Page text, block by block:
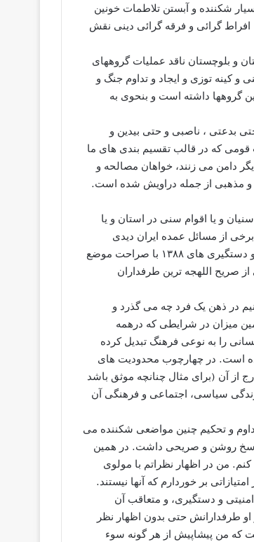
شکننده و آبستن تلاطمات خونین
گرائی و فرقه گرائی دینی نقش
و بلوچستان ناقد عملیات گروههای
کینه توزی و ایجاد و تداوم جنگ و
گروهها داشته است و بنحوی به
بدعتی ، ناصبی و حتی بیدین و
که در قالب تقسیم بندی های ما
دامن می زنند، خواهان مصالحه و
و مذهبی از جمله دراویش شده است.
و یا اقوام سنی در استان و یا
از مسائل عمده ایران دیدی
انتقادی داشته باشد. برای مثال او به حصر خانگی موسوی و کروبی و سرکوب و دستگیری های ۱۳۸۸ با صراحت موضع
صریح اللهجه ترین طرفداران
در ذهن یک فرد چه می گذرد و
میزان در شرایطی که درهمه
را به نوعی فرهنگ تبدیل کرده
است. در چهارچوب محدودیت های
از آن (برای مثال چنانچه موثق باشد
سیاسی، اجتماعی و فرهنگی آن
و تحکیم چنین مواضعی شکننده می
روشن و صریحی داشت. در همین
من در اظهار نظراتم با مولوی
بر خوردارم که آنها نیستند.
و دستگیری، و متعاقب آن
او طرفدارانش حتی بدون اظهار نظر
که من پیشاپیش از هر گونه سوء